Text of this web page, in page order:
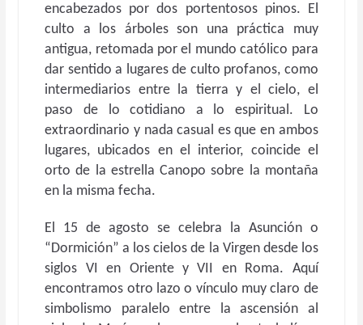
encabezados por dos portentosos pinos. El
culto a los árboles son una práctica muy
antigua, retomada por el mundo católico para
dar sentido a lugares de culto profanos, como
intermediarios entre la tierra y el cielo, el
paso de lo cotidiano a lo espiritual. Lo
extraordinario y nada casual es que en ambos
lugares, ubicados en el interior, coincide el
orto de la estrella Canopo sobre la montaña
en la misma fecha.
El 15 de agosto se celebra la Asunción o
“Dormición” a los cielos de la Virgen desde los
siglos VI en Oriente y VII en Roma. Aquí
encontramos otro lazo o vínculo muy claro de
simbolismo paralelo entre la ascensión al